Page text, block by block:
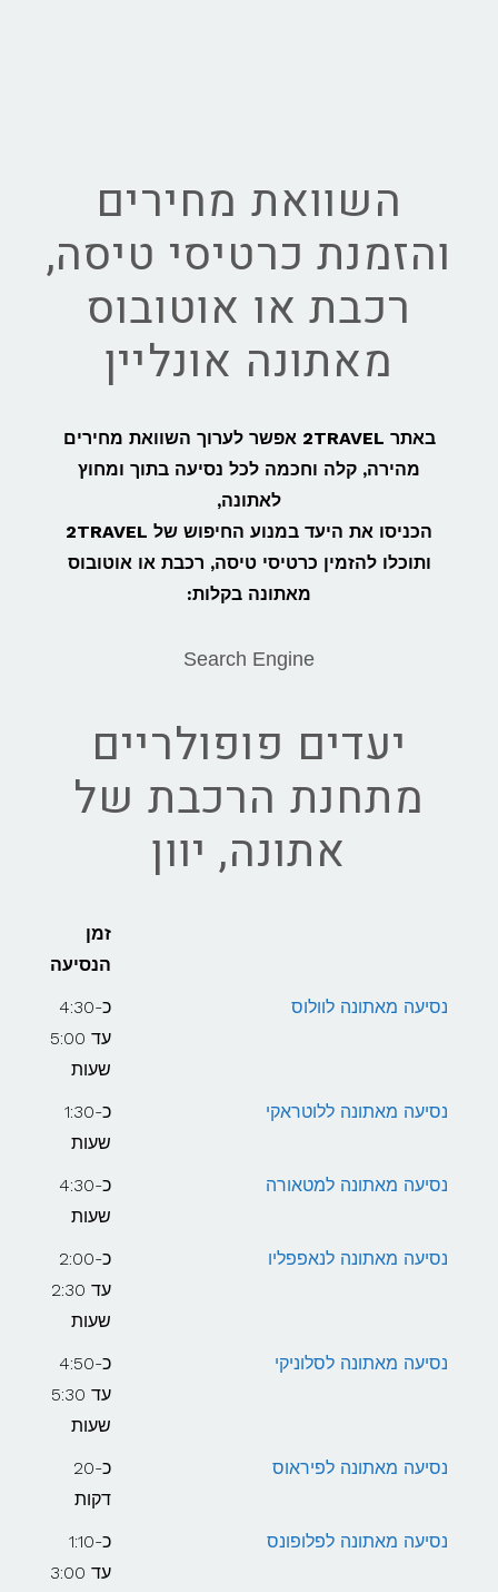
השוואת מחירים
והזמנת כרטיסי טיסה,
רכבת או אוטובוס
מאתונה אונליין
באתר 2TRAVEL אפשר לערוך השוואת מחירים
מהירה, קלה וחכמה לכל נסיעה בתוך ומחוץ
לאתונה,
הכניסו את היעד במנוע החיפוש של 2TRAVEL
ותוכלו להזמין כרטיסי טיסה, רכבת או אוטובוס
מאתונה בקלות:
Search Engine
יעדים פופולריים
מתחנת הרכבת של
אתונה, יוון
זמן
הנסיעה
נסיעה מאתונה לוולוס
כ-4:30
עד 5:00
שעות
נסיעה מאתונה ללוטראקי
כ-1:30
שעות
נסיעה מאתונה למטאורה
כ-4:30
שעות
נסיעה מאתונה לנאפפליו
כ-2:00
עד 2:30
שעות
נסיעה מאתונה לסלוניקי
כ-4:50
עד 5:30
שעות
נסיעה מאתונה לפיראוס
כ-20
דקות
נסיעה מאתונה לפלופונס
כ-1:10
עד 3:00